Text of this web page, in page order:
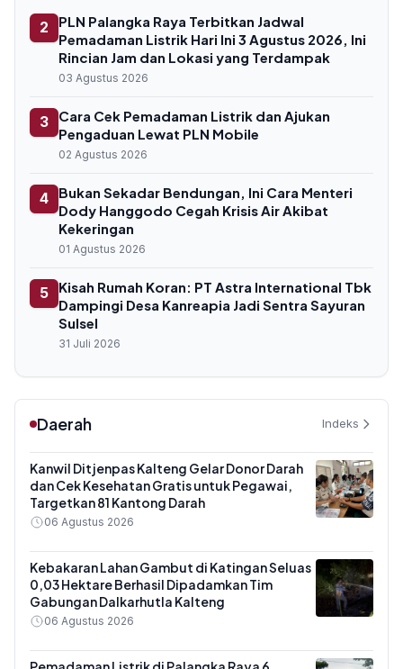
2
PLN Palangka Raya Terbitkan Jadwal
Pemadaman Listrik Hari Ini 3 Agustus 2026, Ini
Rincian Jam dan Lokasi yang Terdampak
03 Agustus 2026
3
Cara Cek Pemadaman Listrik dan Ajukan
Pengaduan Lewat PLN Mobile
02 Agustus 2026
4
Bukan Sekadar Bendungan, Ini Cara Menteri
Dody Hanggodo Cegah Krisis Air Akibat
Kekeringan
01 Agustus 2026
5
Kisah Rumah Koran: PT Astra International Tbk
Dampingi Desa Kanreapia Jadi Sentra Sayuran
Sulsel
31 Juli 2026
Daerah Indeks
Kanwil Ditjenpas Kalteng Gelar Donor Darah
dan Cek Kesehatan Gratis untuk Pegawai,
Targetkan 81 Kantong Darah
06 Agustus 2026
Kebakaran Lahan Gambut di Katingan Seluas
0,03 Hektare Berhasil Dipadamkan Tim
Gabungan Dalkarhutla Kalteng
06 Agustus 2026